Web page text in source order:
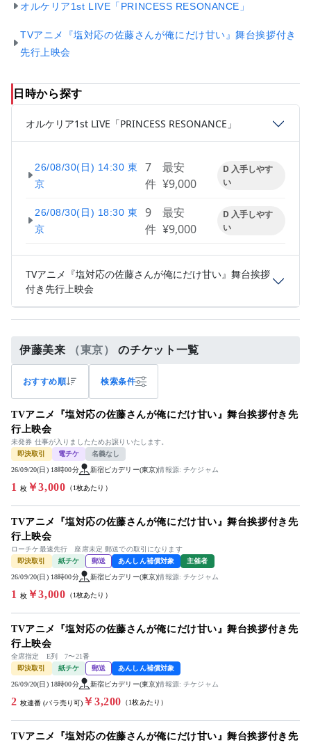
オルケリア1st LIVE「PRINCESS RESONANCE」
TVアニメ『塩対応の佐藤さんが俺にだけ甘い』舞台挨拶付き
先行上映会
日時から探す
オルケリア1st LIVE「PRINCESS RESONANCE」
26/08/30(日) 14:30 東
京
7
件
最安
¥9,000
D 入手しやす
い
26/08/30(日) 18:30 東
京
9
件
最安
¥9,000
D 入手しやす
い
TVアニメ『塩対応の佐藤さんが俺にだけ甘い』舞台挨拶
付き先行上映会
伊藤美来 （東京） のチケット一覧
おすすめ順 検索条件
TVアニメ『塩対応の佐藤さんが俺にだけ甘い』舞台挨拶付き先
行上映会
未発券 仕事が入りましたためお譲りいたします。
即決取引
電チケ 名義なし
26/09/20(日) 18時00分 新宿ピカデリー(東京)情報源: チケジャム
1 枚￥3,000 （1枚あたり）
TVアニメ『塩対応の佐藤さんが俺にだけ甘い』舞台挨拶付き先
行上映会
ローチケ最速先行 座席未定 郵送での取引になります
即決取引
紙チケ 郵送 あんしん補償対象 主催者
26/09/20(日) 18時00分 新宿ピカデリー(東京)情報源: チケジャム
1 枚￥3,000 （1枚あたり）
TVアニメ『塩対応の佐藤さんが俺にだけ甘い』舞台挨拶付き先
行上映会
全席指定 E列 7〜21番
即決取引
紙チケ 郵送 あんしん補償対象
26/09/20(日) 18時00分 新宿ピカデリー(東京)情報源: チケジャム
2 枚連番 (バラ売り可) ￥3,200 （1枚あたり）
TVアニメ『塩対応の佐藤さんが俺にだけ甘い』舞台挨拶付き先